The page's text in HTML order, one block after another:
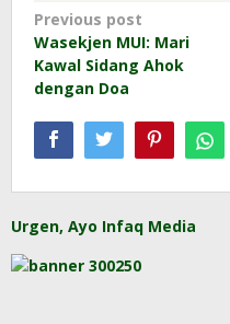
Post
navigation
Previous post
Wasekjen MUI: Mari
Kawal Sidang Ahok
dengan Doa
Urgen, Ayo Infaq Media